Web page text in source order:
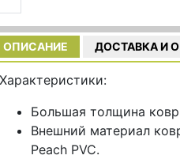
ОПИСАНИЕ ДОСТАВКА И
Характеристики:
Большая толщина
Внешний материал
Peach PVC.